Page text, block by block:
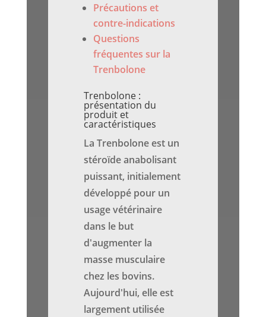
Précautions et
contre-indications
Questions
fréquentes sur la
Trenbolone
Trenbolone :
présentation du
produit et
caractéristiques
La Trenbolone est un
stéroïde anabolisant
puissant, initialement
développé pour un
usage vétérinaire
dans le but
d'augmenter la
masse musculaire
chez les bovins.
Aujourd'hui, elle est
largement utilisée